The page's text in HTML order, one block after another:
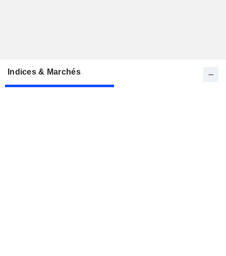
Indices & Marchés